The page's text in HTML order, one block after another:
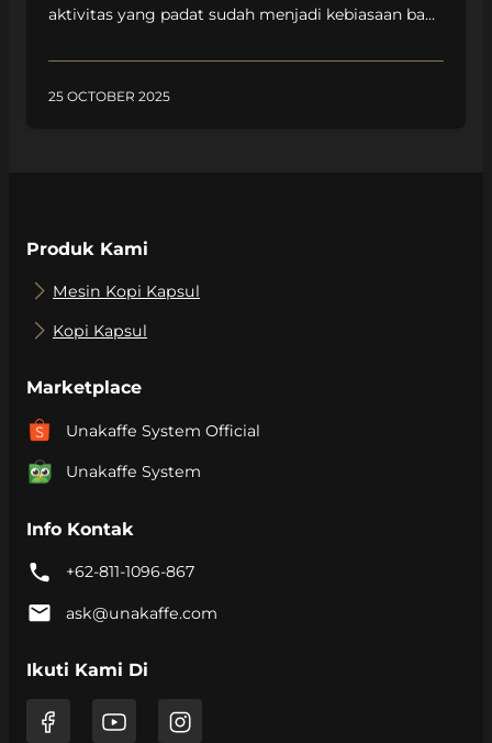
aktivitas yang padat sudah menjadi kebiasaan bagi
dan energi, minum kopi di pagi hari ternyata
memberikan banyak manfaat bagi kesehatan.
25 OCTOBER 2025
Produk Kami
Mesin Kopi Kapsul
Kopi Kapsul
Marketplace
Unakaffe System Official
Unakaffe System
Info Kontak
+62-811-1096-867
ask@unakaffe.com
Ikuti Kami Di